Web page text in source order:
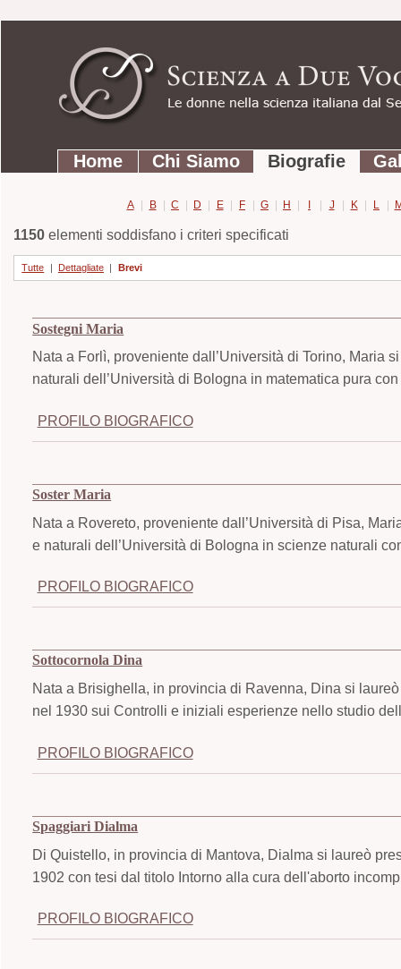
contenuti.
Strumenti
personali
SezioniHome Chi Siamo Biografie
A | B | C | D | E | F | G | H | I | J | K | L |
1150elementi soddisfano i criteri specificati
Tutte | Dettagliate | Brevi
Sostegni Maria
Nata a Forlì, proveniente dall’Università di Torino, Maria
naturali dell’Università di Bologna in matematica pura
PROFILO BIOGRAFICO
Soster Maria
Nata a Rovereto, proveniente dall’Università di Pisa,
e naturali dell’Università di Bologna in scienze naturali
PROFILO BIOGRAFICO
Sottocornola Dina
Nata a Brisighella, in provincia di Ravenna, Dina si
nel 1930 sui Controlli e iniziali esperienze nello studio
PROFILO BIOGRAFICO
Spaggiari Dialma
Di Quistello, in provincia di Mantova, Dialma si laureò
1902 con tesi dal titolo Intorno alla cura dell'aborto
PROFILO BIOGRAFICO